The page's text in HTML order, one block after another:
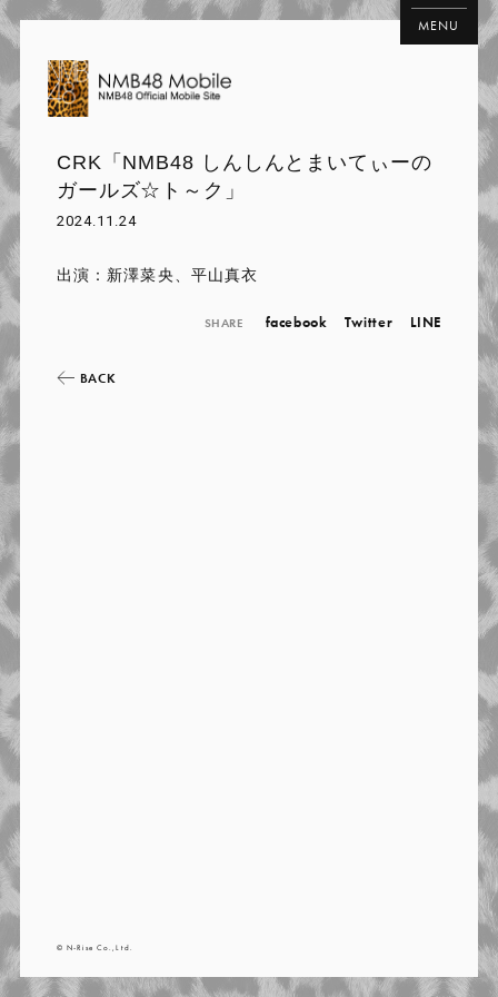
MENU
CRK「NMB48 しんしんとまいてぃーの
ガールズ☆ト～ク」
2024.11.24
出演：新澤菜央、平山真衣
SHARE facebook Twitter LINE
BACK